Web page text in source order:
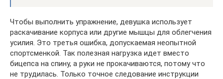
Чтобы выполнить упражнение, девушка использует
раскачивание корпуса или другие мышцы для облегчения
усилия. Это третья ошибка, допускаемая неопытной
спортсменкой. Так полезная нагрузка идет вместо
бицепса на спину, а руки не прокачиваются, потому что
не трудилась. Только точное следование инструкции